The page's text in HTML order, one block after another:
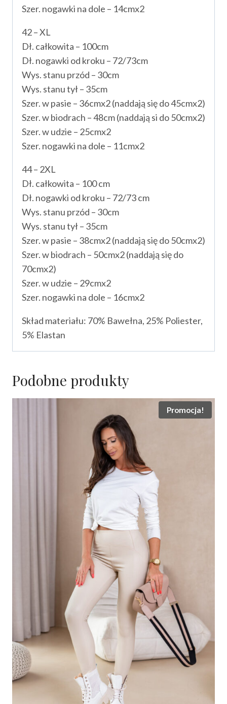
Szer. nogawki na dole – 14cmx2
42 – XL
Dł. całkowita – 100cm
Dł. nogawki od kroku – 72/73cm
Wys. stanu przód – 30cm
Wys. stanu tył – 35cm
Szer. w pasie – 36cmx2 (naddają się do 45cmx2)
Szer. w biodrach – 48cm (naddają si do 50cmx2)
Szer. w udzie – 25cmx2
Szer. nogawki na dole – 11cmx2
44 – 2XL
Dł. całkowita – 100 cm
Dł. nogawki od kroku – 72/73 cm
Wys. stanu przód – 30cm
Wys. stanu tył – 35cm
Szer. w pasie – 38cmx2 (naddają się do 50cmx2)
Szer. w biodrach – 50cmx2 (naddają się do
70cmx2)
Szer. w udzie – 29cmx2
Szer. nogawki na dole – 16cmx2
Skład materiału: 70% Bawełna, 25% Poliester,
5% Elastan
Podobne produkty
Promocja!